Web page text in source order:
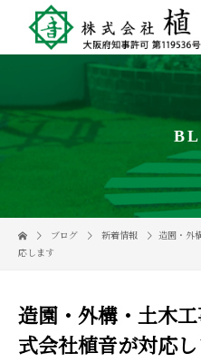
ブログ 新着情報
造園・外
応します
造園・外構・土木
式会社植音が対応